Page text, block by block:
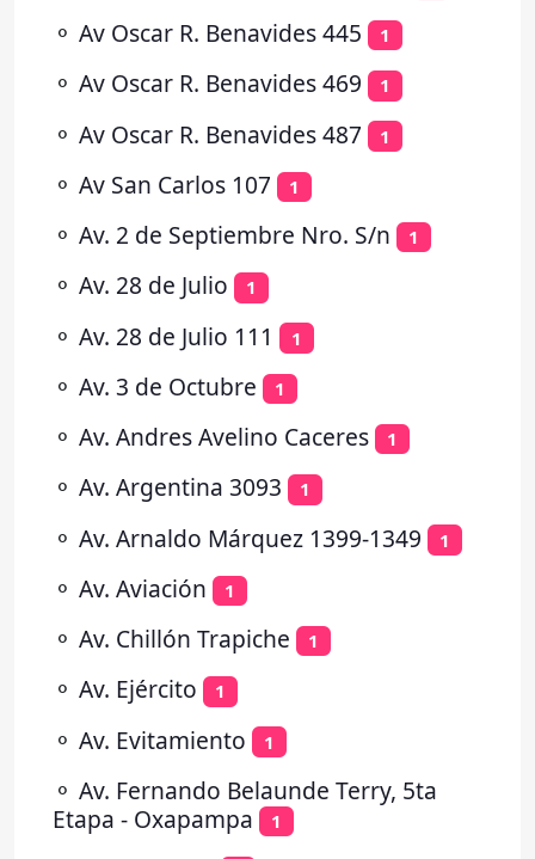
⚬ Av Oscar R. Benavides 445 1
⚬ Av Oscar R. Benavides 469 1
⚬ Av Oscar R. Benavides 487 1
⚬ Av San Carlos 107 1
⚬ Av. 2 de Septiembre Nro. S/n 1
⚬ Av. 28 de Julio 1
⚬ Av. 28 de Julio 111 1
⚬ Av. 3 de Octubre 1
⚬ Av. Andres Avelino Caceres 1
⚬ Av. Argentina 3093 1
⚬ Av. Arnaldo Márquez 1399-1349 1
⚬ Av. Aviación 1
⚬ Av. Chillón Trapiche 1
⚬ Av. Ejército 1
⚬ Av. Evitamiento 1
⚬ Av. Fernando Belaunde Terry, 5ta
Etapa - Oxapampa
1